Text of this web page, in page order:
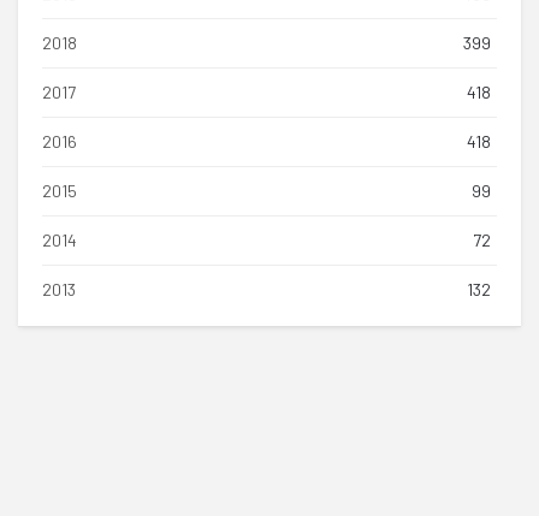
2018 399
2017 418
2016 418
2015 99
2014 72
2013 132